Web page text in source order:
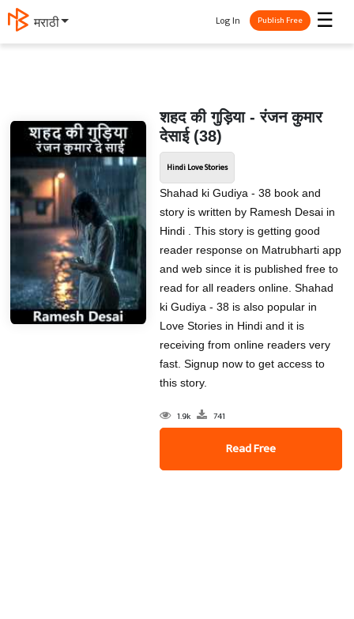
मराठी ☰
Log In Publish Free
शहद की गुड़िया - रंजन कुमार
देसाई (38)
Hindi Love Stories
Shahad ki Gudiya - 38 book and
story is written by Ramesh Desai in
Hindi . This story is getting good
reader response on Matrubharti app
and web since it is published free to
read for all readers online. Shahad
ki Gudiya - 38 is also popular in
Love Stories in Hindi and it is
receiving from online readers very
fast. Signup now to get access to
this story.
1.9k 741
Read Free